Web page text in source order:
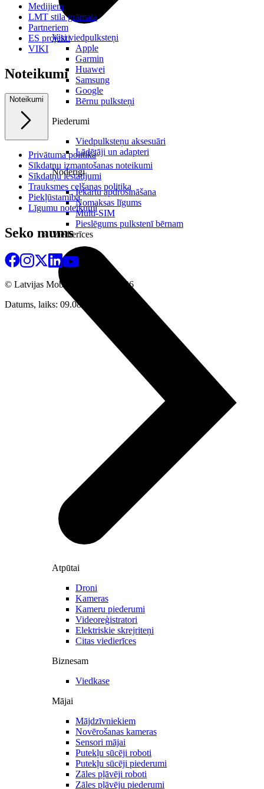
Visi viedpulksteņi
Apple
Garmin
Huawei
Samsung
Google
Bērnu pulksteņi
Piederumi
Viedpulksteņu aksesuāri
Lādētāji un adapteri
Noderīgi
Iekārtu apdrošināšana
Nomaksas līgums
Multi-SIM
Pieslēgums pulkstenī bērnam
Viedierīces
Atpūtai
Droni
Kameras
Kameru piederumi
Videoreģistratori
Elektriskie skrejriteņi
Citas viedierīces
Biznesam
Viedkase
Mājai
Mājdzīvniekiem
Novērošanas kameras
Sensori mājai
Putekļu sūcēji roboti
Putekļu sūcēji piederumi
Zāles pļāvēji roboti
Zāles pļāvēju piederumi
Medijiem
LMT stila grāmata
Partneriem
ES projekti
VIKI
Noteikumi
Noteikumi
Privātuma politika
Sīkdatņu izmantošanas noteikumi
Sīkdatņu iestatījumi
Trauksmes celšanas politika
Piekļūstamība
Līgumu noteikumi
Seko mums
© Latvijas Mobilais Telefons
2026
Datums, laiks: 09.08.2026 13:12